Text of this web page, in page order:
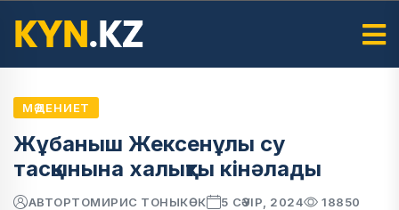
МӘДЕНИЕТ
Жұбаныш Жексенұлы су
тасқынына халықты кінәлады
АВТОРТОМИРИС ТОНЫКӨК 5 СӘУІР, 2024 18850